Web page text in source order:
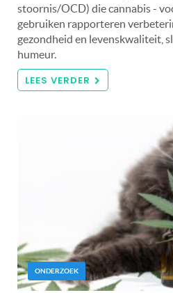
stoornis/OCD) die cannabis -
gebruiken rapporteren
gezondheid en levenskwaliteit,
humeur.
LEES VERDER
ONDERZOEK